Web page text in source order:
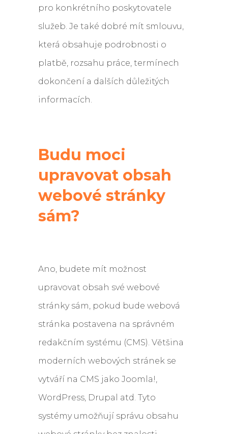
pro konkrétního poskytovatele
služeb. Je také dobré mít smlouvu,
která obsahuje podrobnosti o
platbě, rozsahu práce, termínech
dokončení a dalších důležitých
informacích.
Budu moci
upravovat obsah
webové stránky
sám?
Ano, budete mít možnost
upravovat obsah své webové
stránky sám, pokud bude webová
stránka postavena na správném
redakčním systému (CMS). Většina
moderních webových stránek se
vytváří na CMS jako Joomla!,
WordPress, Drupal atd. Tyto
systémy umožňují správu obsahu